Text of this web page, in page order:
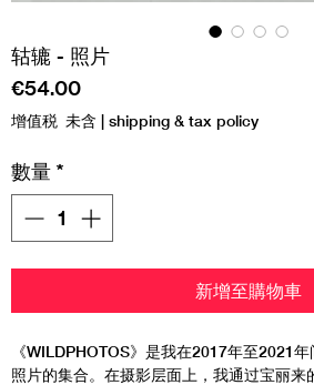
轱辘 - 照片
€54.00價
格
增值税 未含 | shipping & tax policy
數量 *
新增至購物車
《WILDPHOTOS》是我在2017年至2021
照片的集合。在摄影层面上，我通过宝丽来